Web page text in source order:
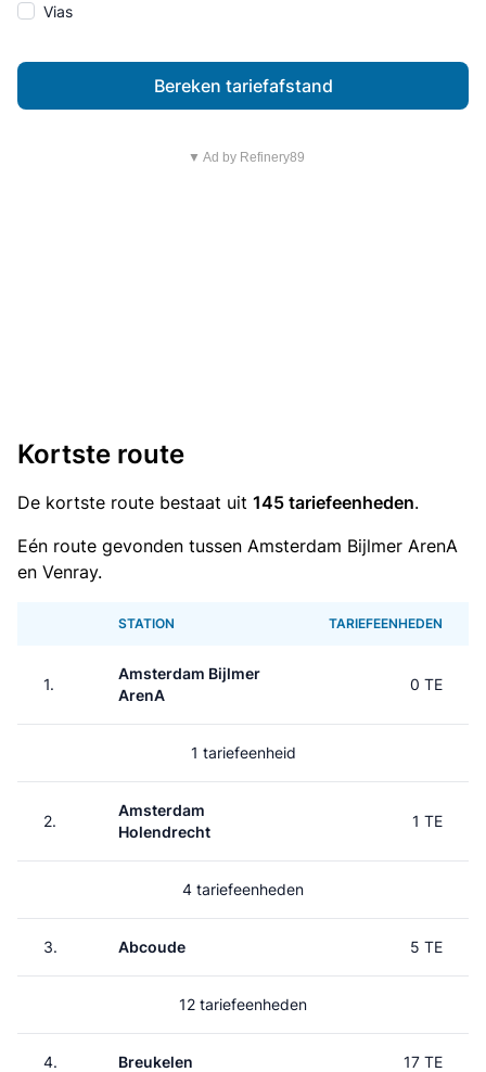
Vias
Bereken tariefafstand
▼ Ad by Refinery89
Kortste route
De kortste route bestaat uit 145 tariefeenheden.
Eén route gevonden tussen Amsterdam Bijlmer ArenA
en Venray.
STATION TARIEFEENHEDEN
1.
Amsterdam Bijlmer
ArenA
0 TE
1 tariefeenheid
2.
Amsterdam
Holendrecht
1 TE
4 tariefeenheden
3. Abcoude 5 TE
12 tariefeenheden
4. Breukelen 17 TE